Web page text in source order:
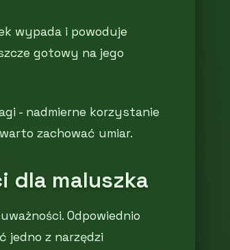
wypada i powoduje
gotowy na jego
- nadmierne korzystanie
zachować umiar.
dla maluszka
Odpowiednio
jedno z narzędzi